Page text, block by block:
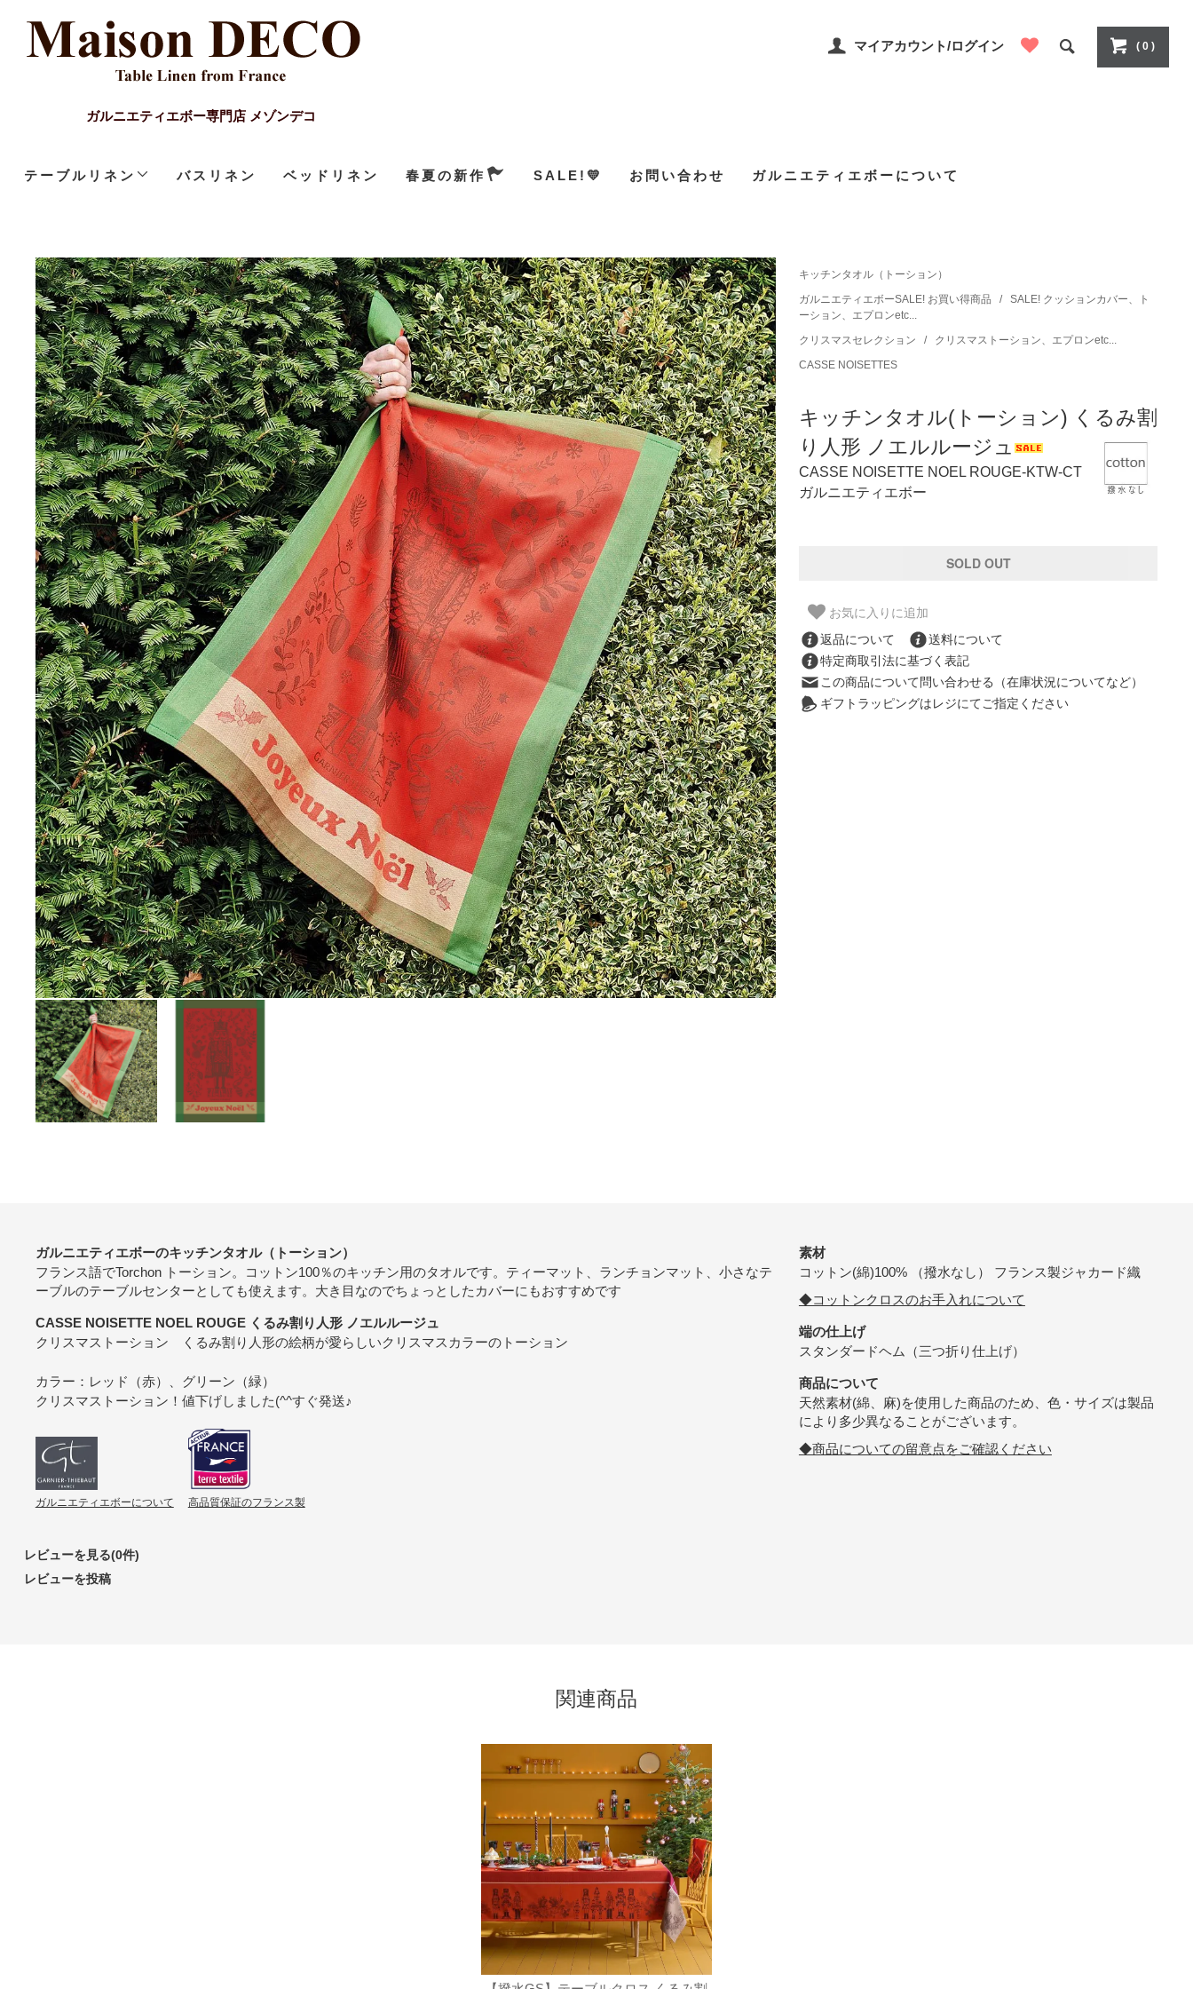
ガルニエティエボー専門店 メゾンデコ
マイアカウント/ログイン ( 0 )
テーブルリネン バスリネン ベッドリネン 春夏の新作 SALE!💛 お問い合わせ ガルニエティエボーについて
キッチンタオル（トーション）
ガルニエティエボーSALE! お買い得商品
/ SALE! クッションカバー、ト
ーション、エプロンetc...
クリスマスセレクション
/
クリスマストーション、エプロンetc...
CASSE NOISETTES
キッチンタオル(トーション) くるみ割
り人形 ノエルルージュ
CASSE NOISETTE NOEL ROUGE-KTW-CT
ガルニエティエボー
お気に入りに追加
返品について
送料について
特定商取引法に基づく表記
この商品について問い合わせる（在庫状況についてなど）
ギフトラッピングはレジにてご指定ください
ガルニエティエボーのキッチンタオル（トーション）
フランス語でTorchon トーション。コットン100％のキッチン用のタオルです。ティーマット、ランチョンマット、小さなテ
ーブルのテーブルセンターとしても使えます。大き目なのでちょっとしたカバーにもおすすめです
CASSE NOISETTE NOEL ROUGE くるみ割り人形 ノエルルージュ
クリスマストーション くるみ割り人形の絵柄が愛らしいクリスマスカラーのトーション
カラー：レッド（赤）、グリーン（緑）
クリスマストーション！値下げしました(^^すぐ発送♪
ガルニエティエボーについて 高品質保証のフランス製
素材
コットン(綿)100% （撥水なし） フランス製ジャカード織
◆コットンクロスのお手入れについて
端の仕上げ
スタンダードヘム（三つ折り仕上げ）
商品について
天然素材(綿、麻)を使用した商品のため、色・サイズは製品
により多少異なることがございます。
◆商品についての留意点をご確認ください
レビューを見る(0件)
レビューを投稿
関連商品